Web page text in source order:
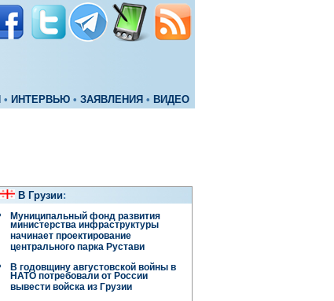
• ИНТЕРВЬЮ • ЗАЯВЛЕНИЯ • ВИДЕО
В Грузии:
Муниципальный фонд развития
министерства инфраструктуры
начинает проектирование
центрального парка Рустави
В годовщину августовской войны в
НАТО потребовали от России
вывести войска из Грузии